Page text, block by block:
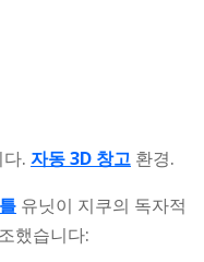
. 자동 3D 창고 환경.
유닛이 지쿠의 독자적
했습니다: